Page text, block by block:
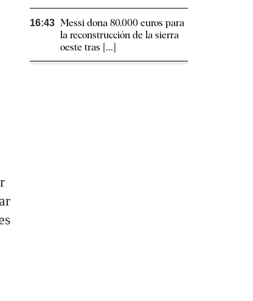
16:43 Messi dona 80.000 euros para
la reconstrucción de la sierra
oeste tras [...]